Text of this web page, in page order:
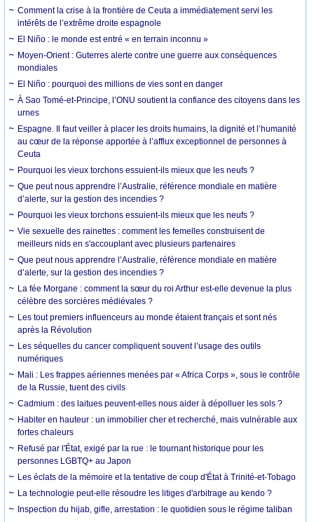
Comment la crise à la frontière de Ceuta a immédiatement servi les
intérêts de l’extrême droite espagnole
El Niño : le monde est entré « en terrain inconnu »
Moyen-Orient : Guterres alerte contre une guerre aux conséquences
mondiales
El Niño : pourquoi des millions de vies sont en danger
À Sao Tomé-et-Principe, l’ONU soutient la confiance des citoyens dans les
urnes
Espagne. Il faut veiller à placer les droits humains, la dignité et l’humanité
au cœur de la réponse apportée à l’afflux exceptionnel de personnes à
Ceuta
Pourquoi les vieux torchons essuient-ils mieux que les neufs ?
Que peut nous apprendre l’Australie, référence mondiale en matière
d’alerte, sur la gestion des incendies ?
Pourquoi les vieux torchons essuient-ils mieux que les neufs ?
Vie sexuelle des rainettes : comment les femelles construisent de
meilleurs nids en s'accouplant avec plusieurs partenaires
Que peut nous apprendre l’Australie, référence mondiale en matière
d’alerte, sur la gestion des incendies ?
La fée Morgane : comment la sœur du roi Arthur est-elle devenue la plus
célèbre des sorcières médiévales ?
Les tout premiers influenceurs au monde étaient français et sont nés
après la Révolution
Les séquelles du cancer compliquent souvent l’usage des outils
numériques
Mali : Les frappes aériennes menées par « Africa Corps », sous le contrôle
de la Russie, tuent des civils
Cadmium : des laitues peuvent-elles nous aider à dépolluer les sols ?
Habiter en hauteur : un immobilier cher et recherché, mais vulnérable aux
fortes chaleurs
Refusé par l'État, exigé par la rue : le tournant historique pour les
personnes LGBTQ+ au Japon
Les éclats de la mémoire et la tentative de coup d'État à Trinité-et-Tobago
La technologie peut-elle résoudre les litiges d'arbitrage au kendo ?
Inspection du hijab, gifle, arrestation : le quotidien sous le régime taliban